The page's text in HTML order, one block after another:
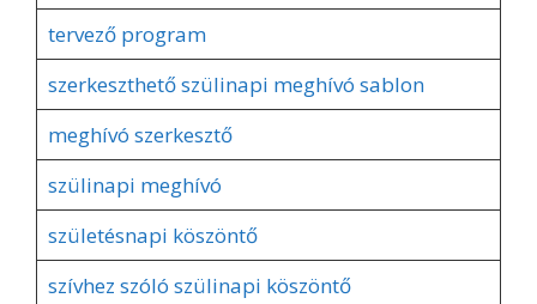
tervező program
szerkeszthető szülinapi meghívó sablon
meghívó szerkesztő
szülinapi meghívó
születésnapi köszöntő
szívhez szóló szülinapi köszöntő